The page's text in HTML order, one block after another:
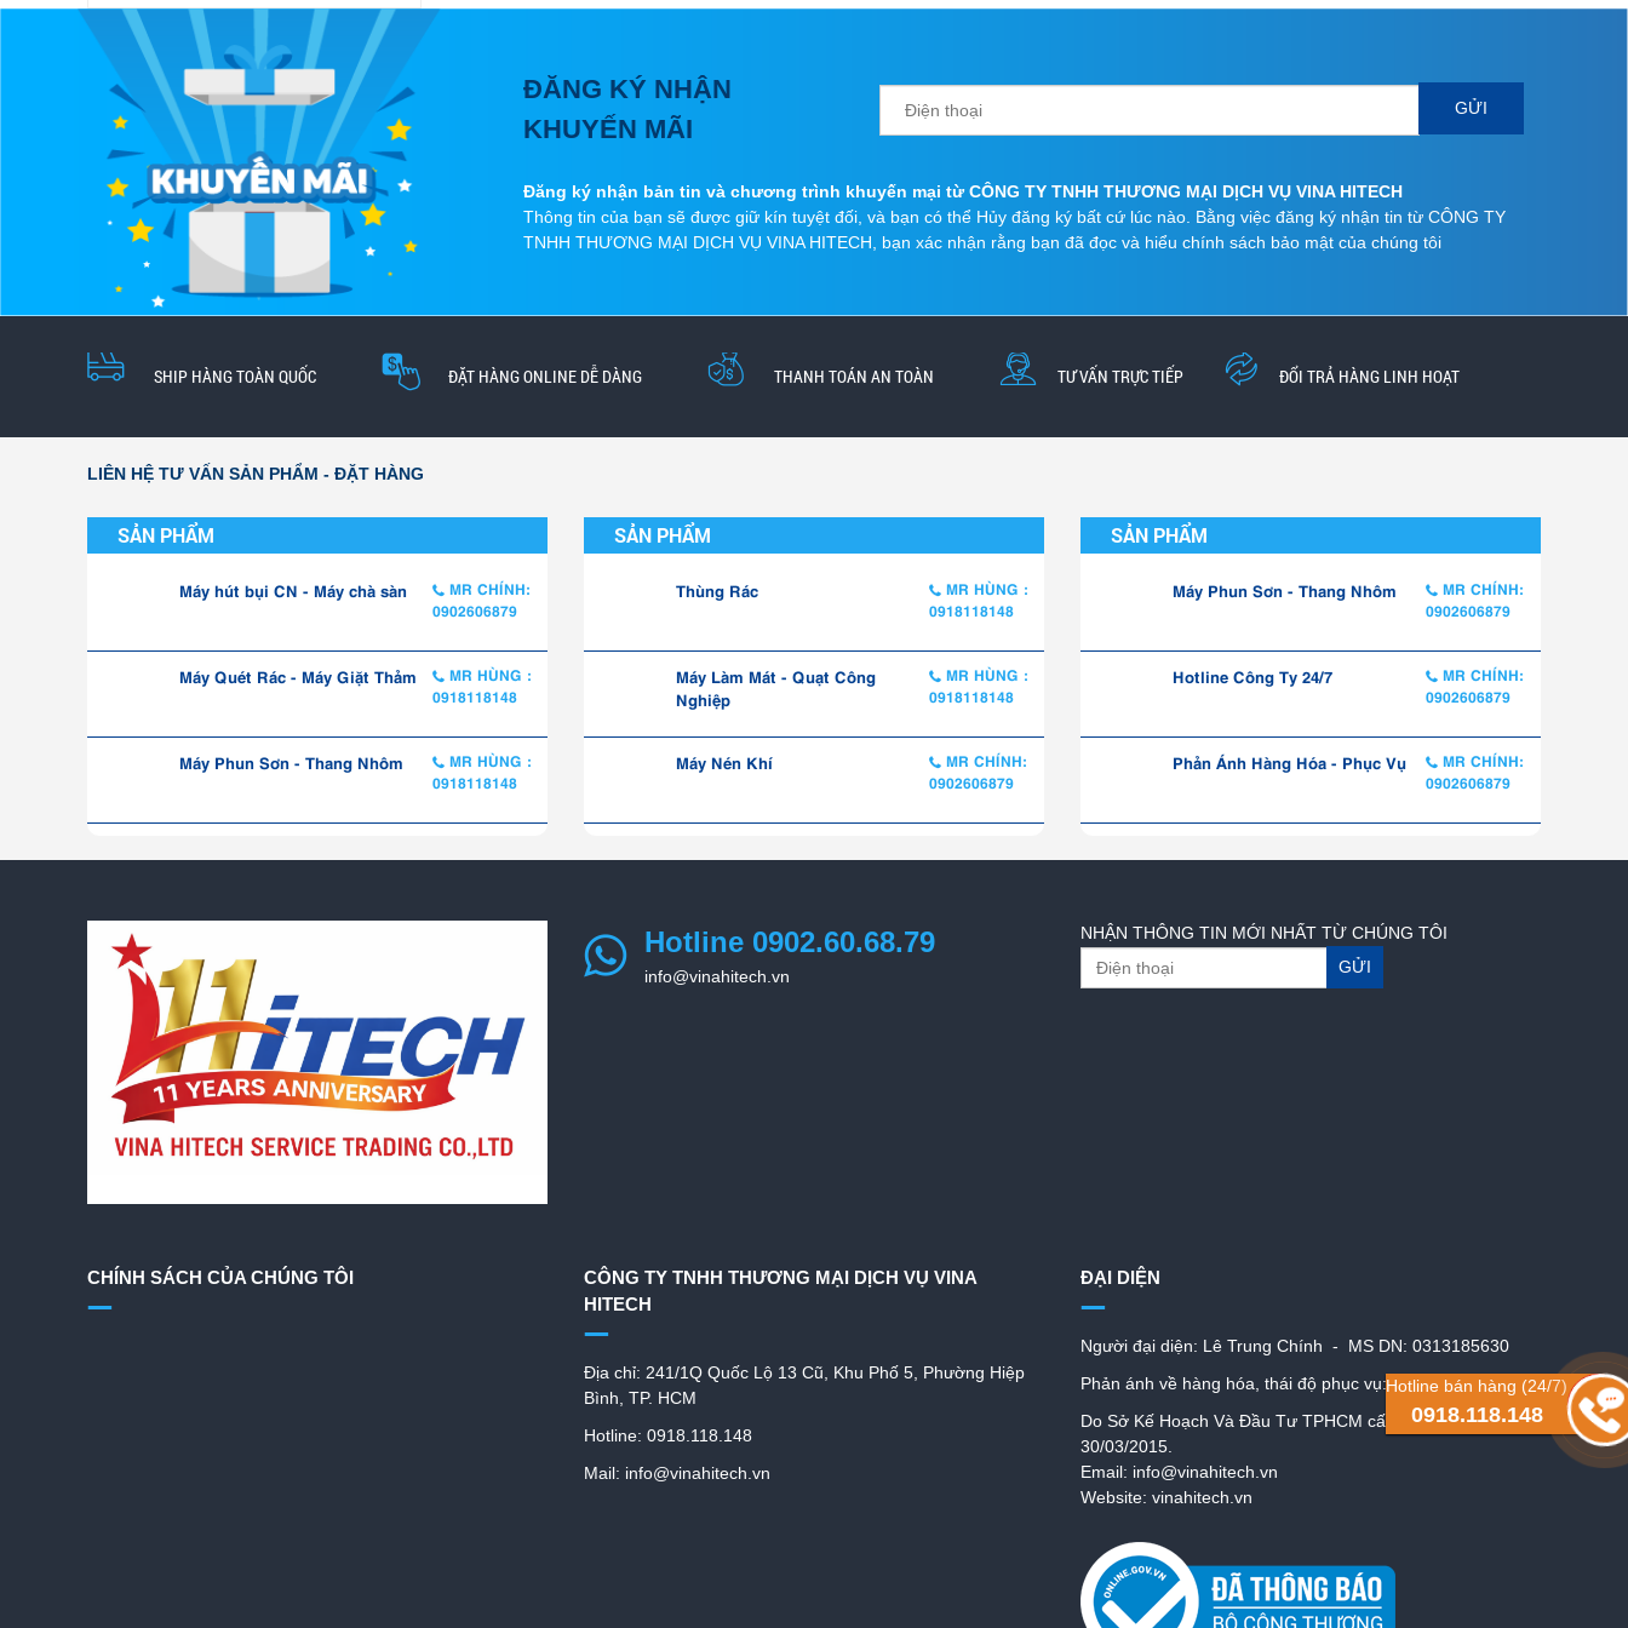
Hotline bán hàng (24/7)
0918.118.148
ĐĂNG KÝ NHẬN
KHUYẾN MÃI
GỬI
Đăng ký nhận bản tin và chương trình khuyến mại từ CÔNG TY TNHH THƯƠNG MẠI DỊCH VỤ VINA HITECH
Thông tin của bạn sẽ được giữ kín tuyệt đối, và bạn có thể Hủy đăng ký bất cứ lúc nào. Bằng việc đăng ký nhận tin từ CÔNG TY
TNHH THƯƠNG MẠI DỊCH VỤ VINA HITECH, bạn xác nhận rằng bạn đã đọc và hiểu chính sách bảo mật của chúng tôi
SHIP HÀNG TOÀN QUỐC ĐẶT HÀNG ONLINE DỄ DÀNG THANH TOÁN AN TOÀN TƯ VẤN TRỰC TIẾP ĐỔI TRẢ HÀNG LINH HOẠT
LIÊN HỆ TƯ VẤN SẢN PHẨM - ĐẶT HÀNG
SẢN PHẨM
Máy hút bụi CN - Máy chà sàn
MR CHÍNH:
0902606879
Máy Quét Rác - Máy Giặt Thảm
MR HÙNG :
0918118148
Máy Phun Sơn - Thang Nhôm
MR HÙNG :
0918118148
SẢN PHẨM
Thùng Rác
MR HÙNG :
0918118148
Máy Làm Mát - Quạt Công
Nghiệp
MR HÙNG :
0918118148
Máy Nén Khí
MR CHÍNH:
0902606879
SẢN PHẨM
Máy Phun Sơn - Thang Nhôm
MR CHÍNH:
0902606879
Hotline Công Ty 24/7
MR CHÍNH:
0902606879
Phản Ánh Hàng Hóa - Phục Vụ
MR CHÍNH:
0902606879
Hotline 0902.60.68.79
info@vinahitech.vn
NHẬN THÔNG TIN MỚI NHẤT TỪ CHÚNG TÔI
GỬI
CHÍNH SÁCH CỦA CHÚNG TÔI
CÔNG TY TNHH THƯƠNG MẠI DỊCH VỤ VINA
HITECH
Địa chỉ: 241/1Q Quốc Lộ 13 Cũ, Khu Phố 5, Phường Hiệp
Bình, TP. HCM
Hotline: 0918.118.148
Mail: info@vinahitech.vn
ĐẠI DIỆN
Người đại diện: Lê Trung Chính - MS DN: 0313185630
Phản ánh về hàng hóa, thái độ phục vụ: 0902.60.68.79
Do Sở Kế Hoạch Và Đầu Tư TPHCM cấp ngày :
30/03/2015.
Email: info@vinahitech.vn
Website: vinahitech.vn